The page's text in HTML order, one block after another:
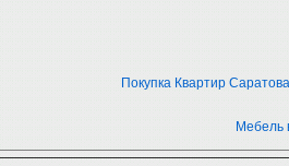
Покупка Квартир Саратова
Мебель